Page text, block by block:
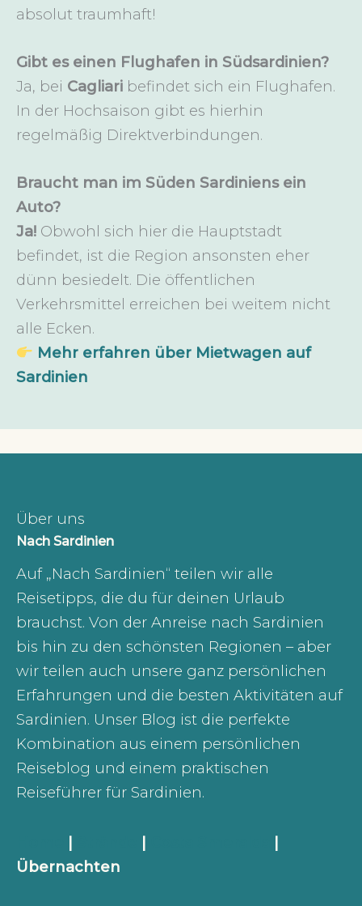
absolut traumhaft!
Gibt es einen Flughafen in Südsardinien?
Ja, bei Cagliari befindet sich ein Flughafen.
In der Hochsaison gibt es hierhin
regelmäßig Direktverbindungen.
Braucht man im Süden Sardiniens ein
Auto?
Ja! Obwohl sich hier die Hauptstadt
befindet, ist die Region ansonsten eher
dünn besiedelt. Die öffentlichen
Verkehrsmittel erreichen bei weitem nicht
alle Ecken.
Mehr erfahren über Mietwagen auf
Sardinien
Über uns
Nach Sardinien
Auf „Nach Sardinien“ teilen wir alle
Reisetipps, die du für deinen Urlaub
brauchst. Von der Anreise nach Sardinien
bis hin zu den schönsten Regionen – aber
wir teilen auch unsere ganz persönlichen
Erfahrungen und die besten Aktivitäten auf
Sardinien. Unser Blog ist die perfekte
Kombination aus einem persönlichen
Reiseblog und einem praktischen
Reiseführer für Sardinien.
| |
|
Übernachten